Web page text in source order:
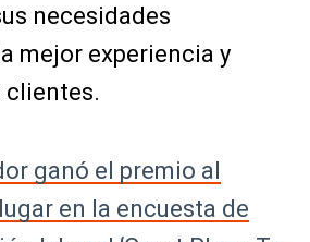
necesidades
mejor experiencia y
clientes.
ganó el premio al
en la encuesta de